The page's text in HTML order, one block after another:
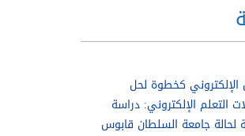
الإلكتروني كخطوة لحل
التعلم الإلكتروني: دراسة
لحالة جامعة السلطان قابوس